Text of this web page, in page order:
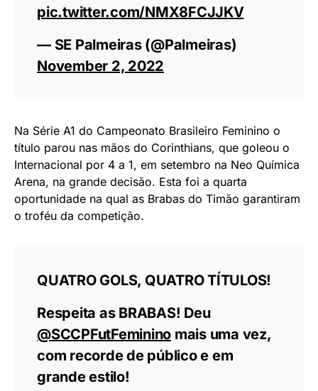
pic.twitter.com/NMX8FCJJKV
— SE Palmeiras (@Palmeiras)
November 2, 2022
Na Série A1 do Campeonato Brasileiro Feminino o
título parou nas mãos do Corinthians, que goleou o
Internacional por 4 a 1, em setembro na Neo Química
Arena, na grande decisão. Esta foi a quarta
oportunidade na qual as Brabas do Timão garantiram
o troféu da competição.
QUATRO GOLS, QUATRO TÍTULOS!
Respeita as BRABAS! Deu
@SCCPFutFeminino mais uma vez,
com recorde de público e em
grande estilo!